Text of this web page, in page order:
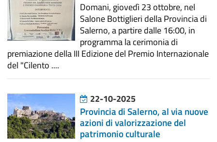
Domani, giovedì 23 ottobre, nel
Salone Bottiglieri della Provincia di
Salerno, a partire dalle 16:00, in
programma la cerimonia di
premiazione della III Edizione del Premio Internazionale
del "Cilento ....
22-10-2025
Provincia di Salerno, al via nuove
azioni di valorizzazione del
patrimonio culturale